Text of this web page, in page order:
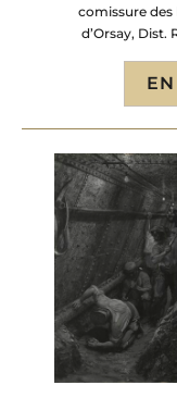
comissure des
d’Orsay, Dist.